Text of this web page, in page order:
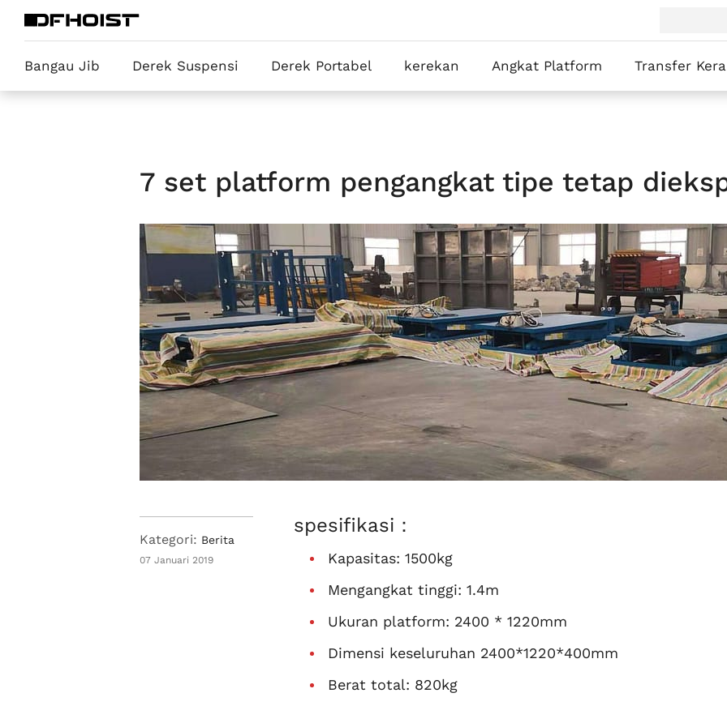
Bangau Jib Derek Suspensi Derek Portabel kerekan Angkat Platform Transfer
7 set platform pengangkat tipe tetap
Kategori: Berita
07 Januari 2019
spesifikasi：
Kapasitas: 1500kg
Mengangkat tinggi: 1.4m
Ukuran platform: 2400 * 1220mm
Dimensi keseluruhan 2400*1220*400mm
Berat total: 820kg